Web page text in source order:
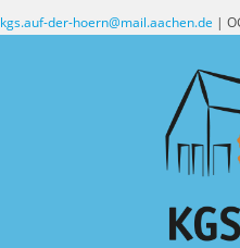
kgs.auf-der-hoern@mail.aachen.de |